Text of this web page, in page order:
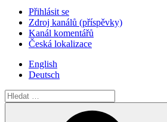
Přihlásit se
Zdroj kanálů (příspěvky)
Kanál komentářů
Česká lokalizace
English
Deutsch
Hledat: